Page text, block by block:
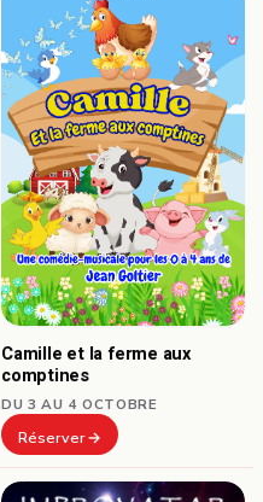
Camille et la ferme aux
comptines
DU 3 AU 4 OCTOBRE
Réserver